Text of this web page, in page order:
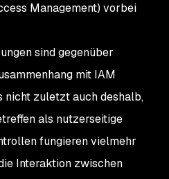
Management) vorbei
sind gegenüber
mit IAM
nicht zuletzt auch deshalb,
als nutzerseitige
fungieren vielmehr
Interaktion zwischen